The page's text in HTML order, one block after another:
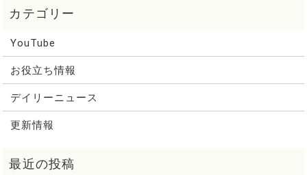
YouTube
お役立ち情報
デイリーニュース
更新情報